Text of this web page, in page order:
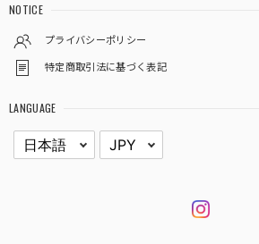
NOTICE
プライバシーポリシー
特定商取引法に基づく表記
LANGUAGE